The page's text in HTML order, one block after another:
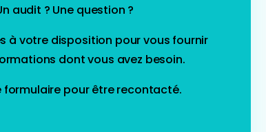
audit ? Une question ?
à votre disposition pour vous fournir
dont vous avez besoin.
formulaire pour être recontacté.